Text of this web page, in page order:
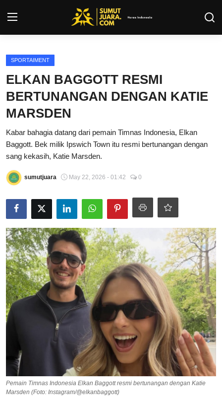
Login
Kontak
Tentang Kami
Privacy Policy
INFO SUMUT
SEPAKBOLA
ALL SPORT
Pedoman Media Siber
SPORTAIMENT
SOSOK
HIBURAN
SPORTAIMENT
ELKAN BAGGOTT RESMI
BERTUNANGAN DENGAN KATIE
MARSDEN
Kabar bahagia datang dari pemain Timnas Indonesia, Elkan
Baggott. Bek milik Ipswich Town itu resmi bertunangan dengan
sang kekasih, Katie Marsden.
sumutjuara May 22, 2026 - 01:42 0
Pemain Timnas Indonesia Elkan Baggott resmi bertunangan dengan Katie
Marsden (Foto: Instagram/@elkanbaggott)